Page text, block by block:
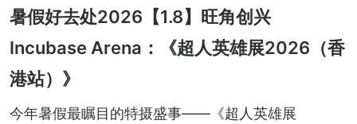
暑假好去处2026【1.8】旺角创兴
Incubase Arena：《超人英雄展2026（香
港站）》
今年暑假最瞩目的特摄盛事——《超人英雄展